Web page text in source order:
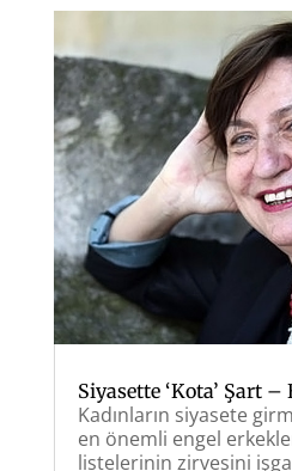
Siyasette ‘Kota’ Şart
Kadınların siyasete
en önemli engel
listelerinin zirvesini